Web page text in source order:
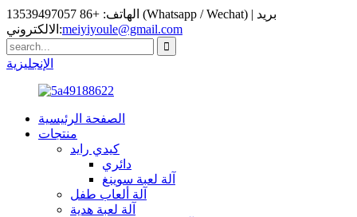
الهاتف: +86 13539497057 (Whatsapp / Wechat) | بريد
الالكتروني:meiyiyoule@gmail.com
الإنجليزية
الصفحة الرئيسية
منتجات
كيدي رايد
دائري
آلة لعبة سوينغ
آلة ألعاب طفل
آلة لعبة هدية